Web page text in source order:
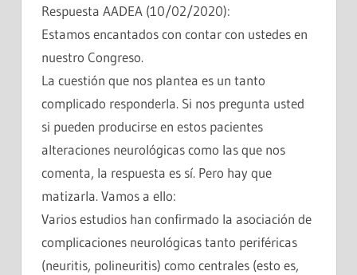
Respuesta AADEA (10/02/2020):
Estamos encantados con contar con ustedes en
nuestro Congreso.
La cuestión que nos plantea es un tanto
complicado responderla. Si nos pregunta usted
si pueden producirse en estos pacientes
alteraciones neurológicas como las que nos
comenta, la respuesta es sí. Pero hay que
matizarla. Vamos a ello:
Varios estudios han confirmado la asociación de
complicaciones neurológicas tanto periféricas
(neuritis, polineuritis) como centrales (esto es,